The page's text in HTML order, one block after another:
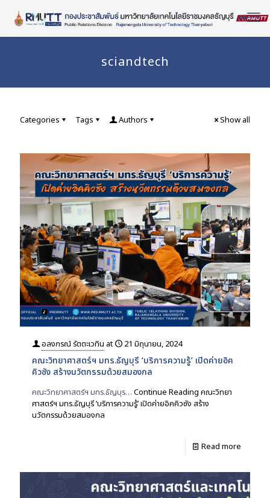
Content
sciandtech
Categories Tags Authors Show all
อลงกรณ์ รัตตะเวทิน at 21 มิถุนายน, 2024
คณะวิทยาศาสตร์ฯ มทร.ธัญบุรี ‘บริการความรู้’ เปิดค่ายอิค
คิวซัง สร้างนวัตกรรมด้วยสมองกล
คณะวิทยาศาสตร์ฯ มทร.ธัญบุร… Continue Reading คณะวิทยา
ศาสตร์ฯ มทร.ธัญบุรี ‘บริการความรู้’ เปิดค่ายอิคคิวซัง สร้าง
นวัตกรรมด้วยสมองกล
Read more